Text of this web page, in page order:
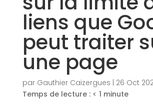
liens que
peut traiter
une page
par Gauthier Caizergues
26 Oct
Temps de lecture : < 1 minute